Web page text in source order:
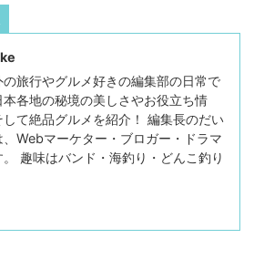
の旅行やグルメ好きの編集部の日常で
本各地の秘境の美しさやお役立ち情
して絶品グルメを紹介！ 編集長のだい
、Webマーケター・ブロガー・ドラマ
。 趣味はバンド・海釣り・どんこ釣り